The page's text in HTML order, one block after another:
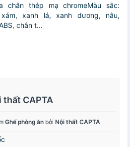
chân thép mạ chromeMàu sắc:
xanh lá, xanh dương, nâu,
chân t...
thất CAPTA
Ghế phòng ăn bởi Nội thất CAPTA